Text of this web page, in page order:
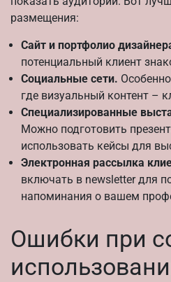
размещения:
Сайт и портфолио
потенциальный клиент
Социальные сети.
где визуальный контент –
Специализированные
Можно подготовить
использовать кейсы для
Электронная рассылка
включать в newsletter для
напоминания о вашем
Ошибки при